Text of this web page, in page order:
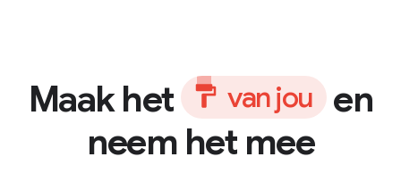
Maak het vanjou en
neem het mee